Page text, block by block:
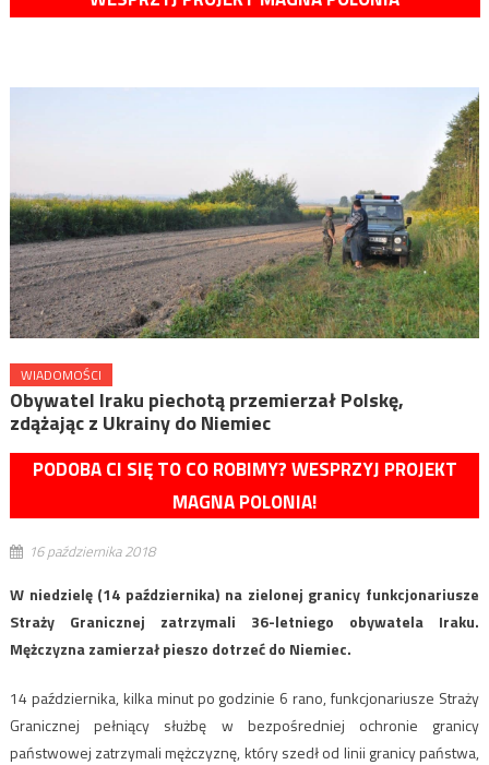
WIADOMOŚCI
Obywatel Iraku piechotą przemierzał Polskę,
zdążając z Ukrainy do Niemiec
PODOBA CI SIĘ TO CO ROBIMY? WESPRZYJ PROJEKT
MAGNA POLONIA!
16 października 2018
W niedzielę (14 października) na zielonej granicy funkcjonariusze
Straży Granicznej zatrzymali 36-letniego obywatela Iraku.
Mężczyzna zamierzał pieszo dotrzeć do Niemiec.
14 października, kilka minut po godzinie 6 rano, funkcjonariusze Straży
Granicznej pełniący służbę w bezpośredniej ochronie granicy
państwowej zatrzymali mężczyznę, który szedł od linii granicy państwa,